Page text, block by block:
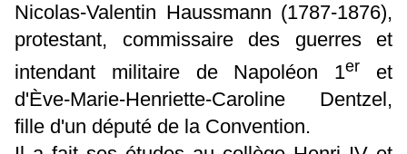
Nicolas-Valentin Haussmann (1787-1876),
protestant, commissaire des guerres et
intendant militaire de Napoléon 1er
et
d'Ève-Marie-Henriette-Caroline Dentzel,
fille d'un député de la Convention.